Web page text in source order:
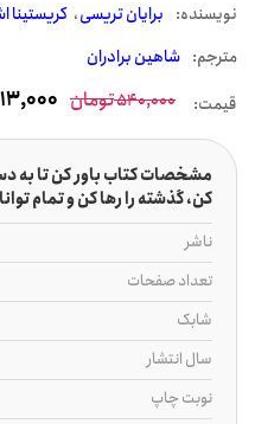
نويسنده: برایان تریسی کریستینا
مترجم: شاهین برادران
قیمت: 540,000تومان
مشخصات کتاب باور کن تا به
کن، گذشته را رها کن و تمام
ناشر
تعداد صفحات
شابک
سال انتشار
نوبت چاپ